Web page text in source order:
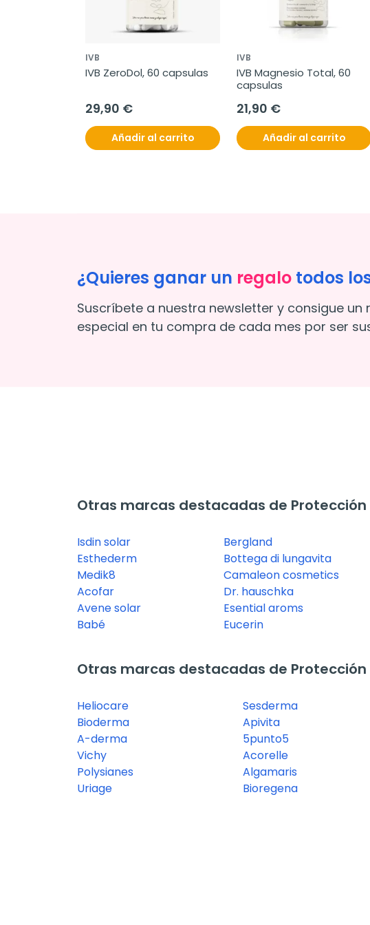
IVB
IVB ZeroDol, 60 capsulas
29,90 €
Añadir al carrito
IVB
IVB Magnesio Total, 60
capsulas
21,90 €
Añadir al carrito
¿Quieres ganar un regalo todos
Suscríbete a nuestra newsletter y consigue un
especial en tu compra de cada mes por ser
Otras marcas destacadas de
Isdin solar
Esthederm
Medik8
Acofar
Avene solar
Babé
Bergland
Bottega di lungavita
Camaleon cosmetics
Dr. hauschka
Esential aroms
Eucerin
Otras marcas destacadas de Protección
Heliocare
Bioderma
A-derma
Vichy
Polysianes
Uriage
Sesderma
Apivita
5punto5
Acorelle
Algamaris
Bioregena